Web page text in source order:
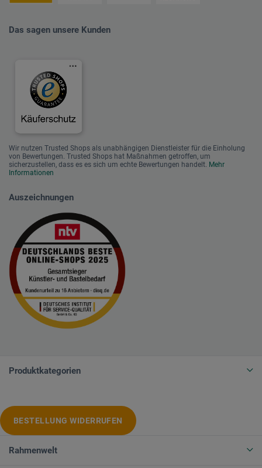
Das sagen unsere Kunden
Wir nutzen Trusted Shops als unabhängigen Dienstleister für die Einholung
von Bewertungen. Trusted Shops hat Maßnahmen getroffen, um
sicherzustellen, dass es es sich um echte Bewertungen handelt. Mehr
Informationen
Auszeichnungen
Produktkategorien
BESTELLUNG WIDERRUFEN
Rahmenwelt